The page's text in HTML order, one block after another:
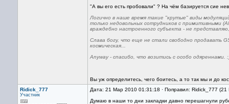
"А вы его есть пробовали" ? На чём базируется сие
Логично в наше время такие "крутые" виды
только недовольных сотрудников с примитивными
враждебно настроенного субъекта - не
Слава богу, что еще не стали свободно продавать
космическая...
Anyway - спасибо, что возитись с особо одяреннами.
Вы уж определитесь, чего боитесь, а то так мы и до
Ridick_777
Участник
Дата: 21 Мар 2010 01:31:18 · Поправил: Ridick_777
Думаю в наши то дни закладки давно перешагнули